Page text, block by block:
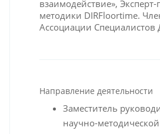
взаимодействие»,
методики DIRFloortime.
Ассоциации
Направление деятельности
Заместитель
научно-